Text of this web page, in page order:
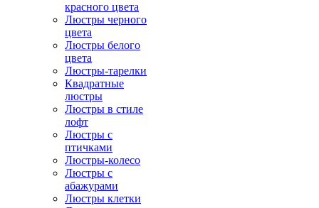
красного цвета
Люстры черного
цвета
Люстры белого
цвета
Люстры-тарелки
Квадратные
люстры
Люстры в стиле
лофт
Люстры с
птичками
Люстры-колесо
Люстры с
абажурами
Люстры клетки